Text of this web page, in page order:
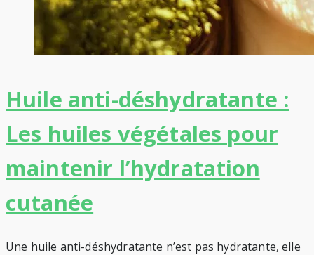
Huile anti-déshydratante :
Les huiles végétales pour
maintenir l’hydratation
cutanée
Une huile anti-déshydratante n’est pas hydratante, elle